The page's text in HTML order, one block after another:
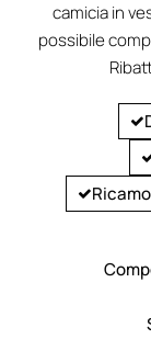
camicia in
possibile